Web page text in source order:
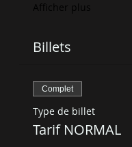
Afficher plus
Billets
Complet
Type de billet
Tarif NORMAL